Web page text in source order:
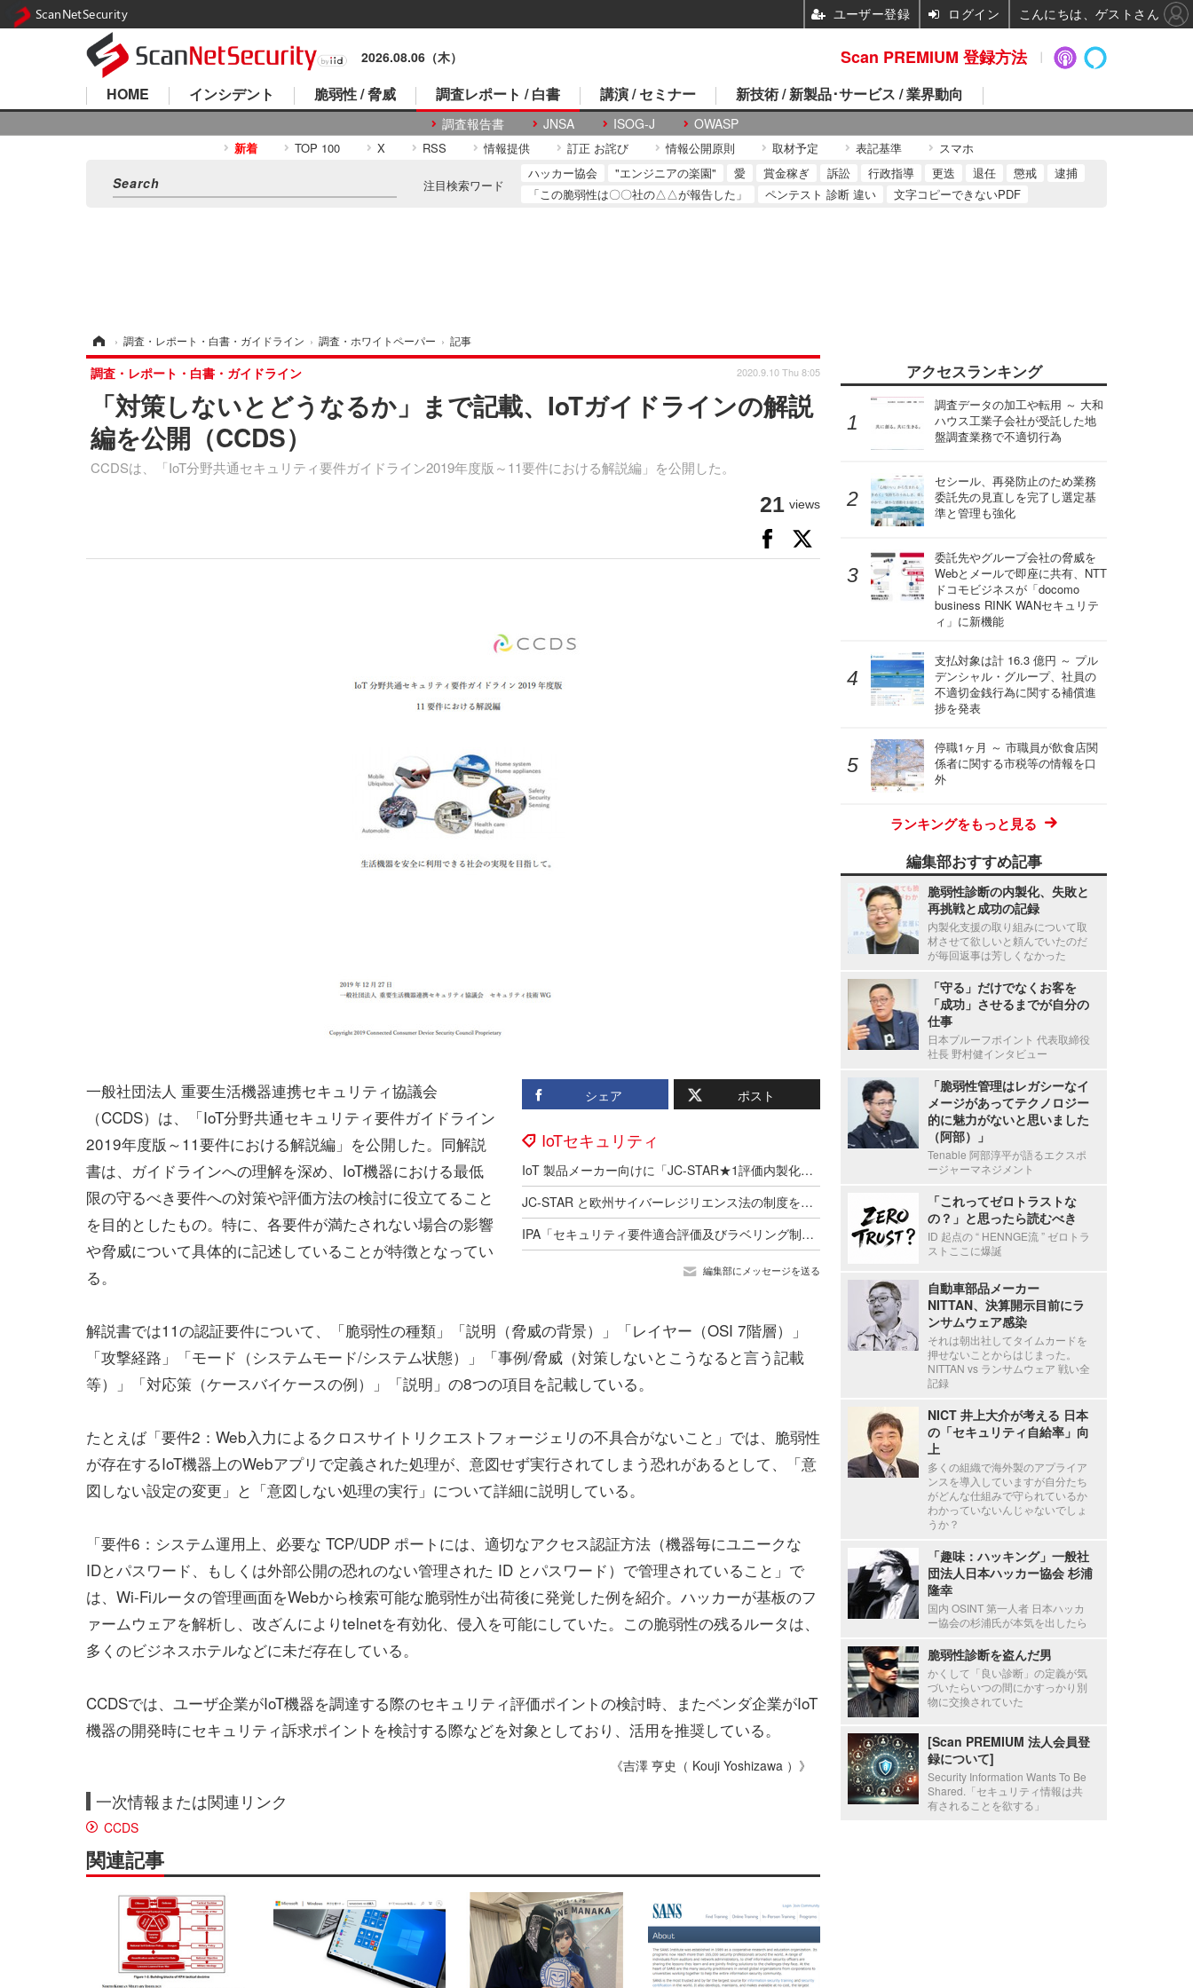
2026.08.06（木）
HOME インシデント 脆弱性 / 脅威 調査レポート / 白書
調査報告書 JNSA ISOG-J OWASP
講演 / セミナー 新技術 / 新製品･サービス / 業界動向
新着 TOP 100 X RSS 情報提供 訂正 お詫び 情報公開原則 取材予定 表記基準 スマホ
注目検索ワード
ハッカー協会 "エンジニアの楽園" 愛 賞金稼ぎ 訴訟 行政指導 更迭 退任 懲戒
逮捕
「この脆弱性は〇〇社の△△が報告した」
ペンテスト 診断 違い 文字コピーできないPDF
› 調査・レポート・白書・ガイドライン › 調査・ホワイトペーパー › 記事
「対策しないとどうなるか」まで記載、IoTガイドラインの解説
編を公開（CCDS）
CCDSは、「IoT分野共通セキュリティ要件ガイドライン2019年度版～11要件における解説編」を公開した。
調査・レポート・白書・ガイドライン 2020.9.10 Thu 8:05
21 views
シェア ポスト
IoTセキュリティ
IoT 製品メーカー向けに「JC-STAR★1評価内製化支援コース」を新設、9 / 18 セミナー開催
JC-STAR と欧州サイバーレジリエンス法の制度を比較
IPA「セキュリティ要件適合評価及びラベリング制度 (JC-STAR) 通信機器 ★３セキュリティ要件」公開
編集部にメッセージを送る
一般社団法人 重要生活機器連携セキュリティ協議会
（CCDS）は、「IoT分野共通セキュリティ要件ガイドライン
2019年度版～11要件における解説編」を公開した。同解説
書は、ガイドラインへの理解を深め、IoT機器における最低
限の守るべき要件への対策や評価方法の検討に役立てること
を目的としたもの。特に、各要件が満たされない場合の影響
や脅威について具体的に記述していることが特徴となってい
る。
解説書では11の認証要件について、「脆弱性の種類」「説明（脅威の背景）」「レイヤー（OSI 7階層）」
「攻撃経路」「モード（システムモード/システム状態）」「事例/脅威（対策しないとこうなると言う記載
等）」「対応策（ケースバイケースの例）」「説明」の8つの項目を記載している。
たとえば「要件2：Web入力によるクロスサイトリクエストフォージェリの不具合がないこと」では、脆弱性
が存在するIoT機器上のWebアプリで定義された処理が、意図せず実行されてしまう恐れがあるとして、「意
図しない設定の変更」と「意図しない処理の実行」について詳細に説明している。
「要件6：システム運用上、必要な TCP/UDP ポートには、適切なアクセス認証方法（機器毎にユニークな
IDとパスワード、もしくは外部公開の恐れのない管理された ID とパスワード）で管理されていること」で
は、Wi-Fiルータの管理画面をWebから検索可能な脆弱性が出荷後に発覚した例を紹介。ハッカーが基板のフ
ァームウェアを解析し、改ざんによりtelnetを有効化、侵入を可能にしていた。この脆弱性の残るルータは、
多くのビジネスホテルなどに未だ存在している。
CCDSでは、ユーザ企業がIoT機器を調達する際のセキュリティ評価ポイントの検討時、またベンダ企業がIoT
機器の開発時にセキュリティ訴求ポイントを検討する際などを対象としており、活用を推奨している。
《吉澤 亨史（ Kouji Yoshizawa ）》
一次情報または関連リンク
CCDS
関連記事
アクセスランキング
調査データの加工や転用 ～ 大和
ハウス工業子会社が受託した地
盤調査業務で不適切行為
セシール、再発防止のため業務
委託先の見直しを完了し選定基
準と管理も強化
委託先やグループ会社の脅威を
Webとメールで即座に共有、NTT
ドコモビジネスが「docomo
business RINK WANセキュリテ
ィ」に新機能
支払対象は計 16.3 億円 ～ プル
デンシャル・グループ、社員の
不適切金銭行為に関する補償進
捗を発表
停職1ヶ月 ～ 市職員が飲食店関
係者に関する市税等の情報を口
外
ランキングをもっと見る
編集部おすすめ記事
脆弱性診断の内製化、失敗と
再挑戦と成功の記録
内製化支援の取り組みについて取
材させて欲しいと頼んでいたのだ
が毎回返事は芳しくなかった
「守る」だけでなくお客を
「成功」させるまでが自分の
仕事
日本プルーフポイント 代表取締役
社長 野村健インタビュー
「脆弱性管理はレガシーなイ
メージがあってテクノロジー
的に魅力がないと思いました
（阿部）」
Tenable 阿部淳平が語るエクスポ
ージャーマネジメント
「これってゼロトラストな
の？」と思ったら読むべき
ID 起点の “ HENNGE流 ” ゼロトラ
ストここに爆誕
自動車部品メーカー
NITTAN、決算開示目前にラ
ンサムウェア感染
それは朝出社してタイムカードを
押せないことからはじまった。
NITTAN vs ランサムウェア 戦い全
記録
NICT 井上大介が考える 日本
の「セキュリティ自給率」向
上
多くの組織で海外製のアプライア
ンスを導入していますが自分たち
がどんな仕組みで守られているか
わかっていないんじゃないでしょ
うか？
「趣味：ハッキング」一般社
団法人日本ハッカー協会 杉浦
隆幸
国内 OSINT 第一人者 日本ハッカ
ー協会の杉浦氏が本気を出したら
脆弱性診断を盗んだ男
かくして「良い診断」の定義が気
づいたらいつの間にかすっかり別
物に交換されていた
[Scan PREMIUM 法人会員登
録について]
Security Information Wants To Be
Shared.「セキュリティ情報は共
有されることを欲する」
Scan PREMIUM 登録方法
ScanNetSecurity ユーザー登録 ログイン こんにちは、ゲストさん